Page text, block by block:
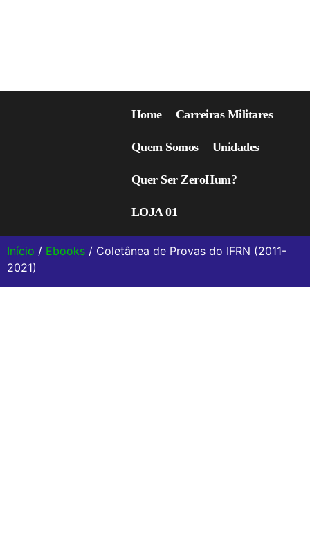
Home Carreiras Militares
Quem Somos Unidades
Quer Ser ZeroHum?
LOJA 01
Início / Ebooks / Coletânea de Provas do IFRN (2011-
2021)